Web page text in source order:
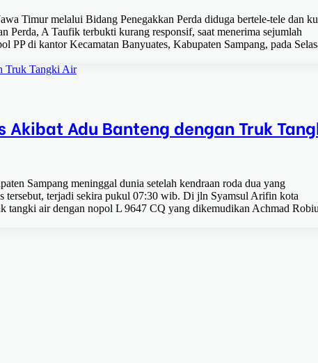
Timur melalui Bidang Penegakkan Perda diduga bertele-tele dan
Perda, A Taufik terbukti kurang responsif, saat menerima sejumlah
PP di kantor Kecamatan Banyuates, Kabupaten Sampang, pada
Truk Tangki Air
Akibat Adu Banteng dengan Truk
Sampang meninggal dunia setelah kendraan roda dua yang
tersebut, terjadi sekira pukul 07:30 wib. Di jln Syamsul Arifin kota
tangki air dengan nopol L 9647 CQ yang dikemudikan Achmad